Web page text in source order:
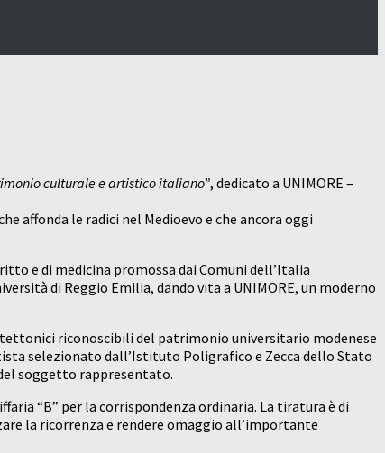
culturale e artistico italiano”, dedicato a UNIMORE –
affonda le radici nel Medioevo e che ancora oggi
e di medicina promossa dai Comuni dell’Italia
di Reggio Emilia, dando vita a UNIMORE, un moderno
riconoscibili del patrimonio universitario modenese
selezionato dall’Istituto Poligrafico e Zecca dello Stato
soggetto rappresentato.
“B” per la corrispondenza ordinaria. La tiratura è di
la ricorrenza e rendere omaggio all’importante